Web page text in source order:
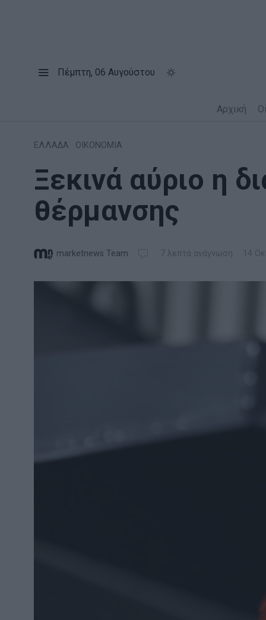
Πέμπτη, 06 Αυγούστου
Αρχική
ΕΛΛΑΔΑ ΟΙΚΟΝΟΜΙΑ
Ξεκινά αύριο η
θέρμανσης
marketnews Team 7 λεπτά ανάγνωση 14